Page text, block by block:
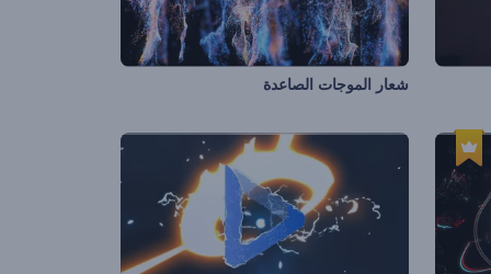
شعار الموجات الصاعدة